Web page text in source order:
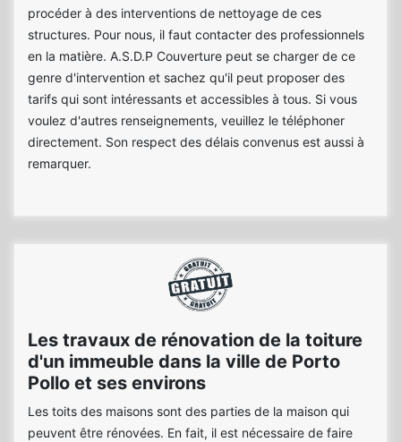
procéder à des interventions de nettoyage de ces
structures. Pour nous, il faut contacter des professionnels
en la matière. A.S.D.P Couverture peut se charger de ce
genre d'intervention et sachez qu'il peut proposer des
tarifs qui sont intéressants et accessibles à tous. Si vous
voulez d'autres renseignements, veuillez le téléphoner
directement. Son respect des délais convenus est aussi à
remarquer.
Les travaux de rénovation de la toiture
d'un immeuble dans la ville de Porto
Pollo et ses environs
Les toits des maisons sont des parties de la maison qui
peuvent être rénovées. En fait, il est nécessaire de faire